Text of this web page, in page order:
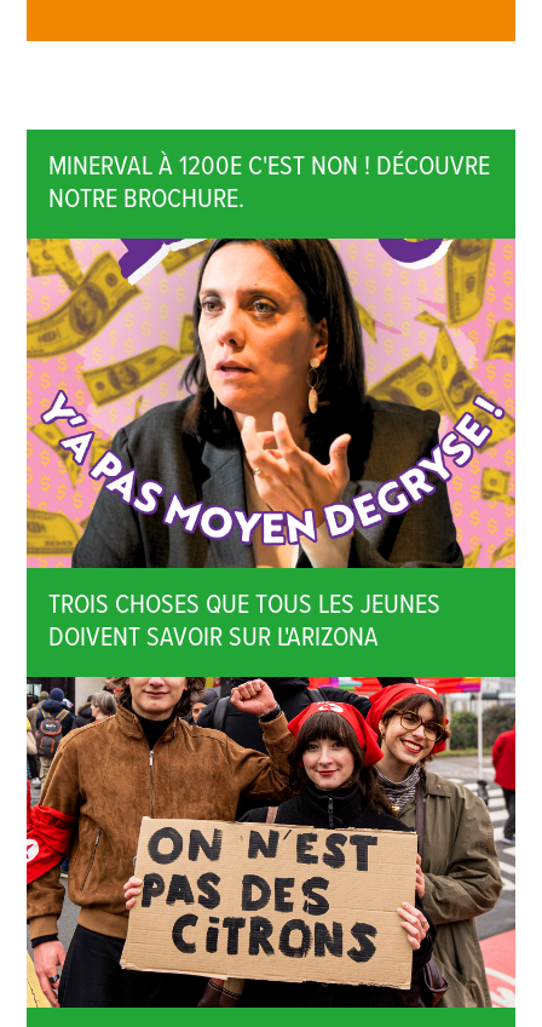
MINERVAL À 1200E C'EST NON ! DÉCOUVRE
NOTRE BROCHURE.
TROIS CHOSES QUE TOUS LES JEUNES
DOIVENT SAVOIR SUR L'ARIZONA